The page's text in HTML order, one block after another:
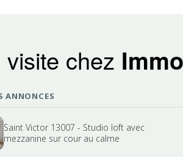
chez
ANNONCES
Saint Victor 13007 - Studio loft avec
mezzanine sur cour au calme